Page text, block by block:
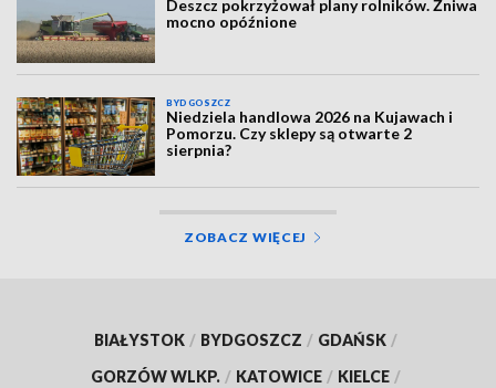
Deszcz pokrzyżował plany rolników. Żniwa
mocno opóźnione
BYDGOSZCZ
Niedziela handlowa 2026 na Kujawach i
Pomorzu. Czy sklepy są otwarte 2
sierpnia?
ZOBACZ WIĘCEJ
BIAŁYSTOK / BYDGOSZCZ / GDAŃSK /
GORZÓW WLKP. / KATOWICE / KIELCE /